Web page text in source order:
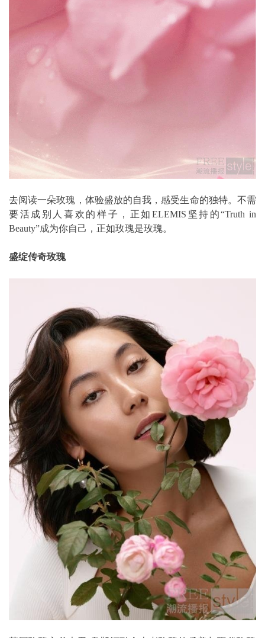
去阅读一朵玫瑰，体验盛放的自我，感受生命的独特。不需
要活成别人喜欢的样子，正如ELEMIS坚持的“Truth in
Beauty”成为你自己，正如玫瑰是玫瑰。
盛绽传奇玫瑰